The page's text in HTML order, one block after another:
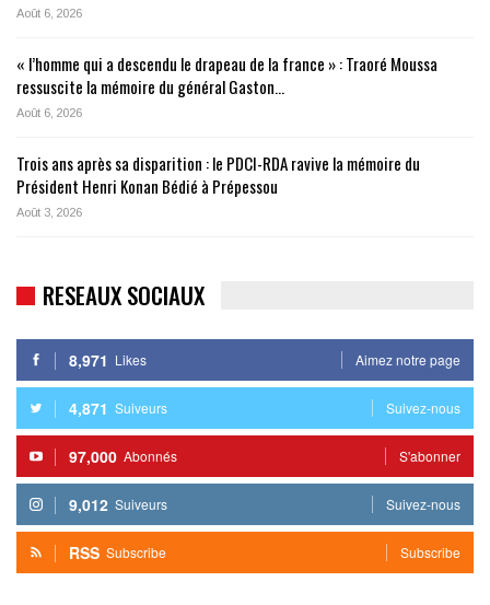
Août 6, 2026
« l’homme qui a descendu le drapeau de la france » : Traoré Moussa
ressuscite la mémoire du général Gaston…
Août 6, 2026
Trois ans après sa disparition : le PDCI-RDA ravive la mémoire du
Président Henri Konan Bédié à Prépessou
Août 3, 2026
RESEAUX SOCIAUX
8,971 Likes Aimez notre page
4,871 Suiveurs Suivez-nous
97,000 Abonnés S'abonner
9,012 Suiveurs Suivez-nous
RSS Subscribe Subscribe